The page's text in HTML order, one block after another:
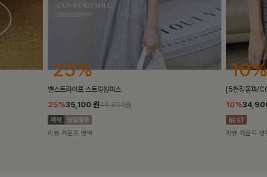
25%
밴스트라이프 스트링원피스
25%35,100 원46,800원
리뷰 카운트 영역
10%
[5천장돌파/
10%
리뷰 카운트 영